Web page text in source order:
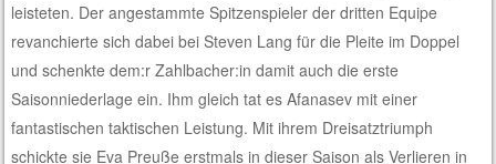
leisteten. Der angestammte Spitzenspieler der dritten Equipe
revanchierte sich dabei bei Steven Lang für die Pleite im Doppel
und schenkte dem:r Zahlbacher:in damit auch die erste
Saisonniederlage ein. Ihm gleich tat es Afanasev mit einer
fantastischen taktischen Leistung. Mit ihrem Dreisatztriumph
schickte sie Eva Preuße erstmals in dieser Saison als Verlieren in